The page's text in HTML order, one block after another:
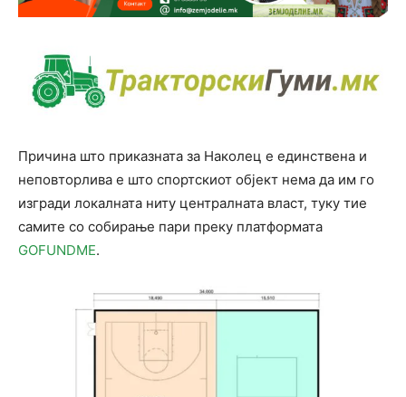
Причина што приказната за Наколец е единствена и
неповторлива е што спортскиот објект нема да им го
изгради локалната ниту централната власт, туку тие
самите со собирање пари преку платформата
GOFUNDME.